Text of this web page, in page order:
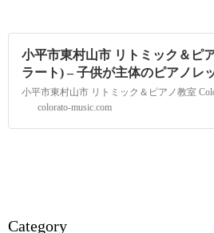
小平市東村山市 リトミック＆ピ
ラート) – 子供が主体のピアノレ
colorato-music.com
Category